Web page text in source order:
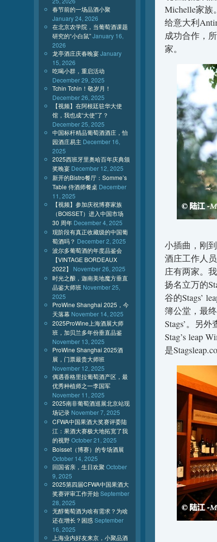
Michelle家族
给意大利
成功合作，
家。
小插曲，刚
酒庄工作人
庄有两家。
扬名立万的
谷的Stags’
簿公堂，最
Stags’。另
Stag’s leap
是
春节前的一场品酒小聚
January 24, 2026
在北京农学院，当葡萄酒课题
研究的“小白鼠”January 16,
2026
龙亭酒庄庆春晚宴January
15, 2026
吃喝小群，重启活动
December 29, 2025
Tchin Tchin！敬岁月！
December 26, 2025
【视频】在阿根廷驻华大使
馆，我也成“大使”了？
December 25, 2025
中国标杆精品葡萄酒酒庄，怡
园酒庄易主 December 16,
2025
2025西班牙里奥哈百年庆典颁
奖晚宴 December 12, 2025
新开的Bistro餐厅：Somme’s
Table 侍酒师餐桌 December
11, 2025
【视频】参加庆祝博赛家族
（BOISSET）进入中国市场
30 周年 December 4, 2025
现阶段有真正收藏级的中国葡
萄酒吗？ December 2, 2025
波尔多葡萄酒的年度品鉴会
【VINTAGE BORDEAUX
2022】
November 26, 2025
时光之酿，迦南美地魔方垂直
品鉴大师班 November 25,
2025
ProWine Shanghai 2025，今
天落幕 November 14, 2025
2025ProWine上海酒展大师
班，加贝兰多年份垂直品鉴
November 13, 2025
ProWine Shanghai 2025酒
展，门票最贵大师班
November 12, 2025
偶遇香格里拉葡萄酒产区，最
优秀种植师之一李国军
November 11, 2025
2025南非葡萄酒巡展北京站现
场记录 November 7, 2025
CFWA中国果酒大奖赛评委陆
江：果酒大赛极大地拓宽了我
的视野October 21, 2025
Boisset（博赛）的专场酒展
October 14, 2025
回国省亲，生日欢聚 October
9, 2025
2025第四届CFWA中国果酒大
奖赛评审工作开始September
28, 2025
无醇葡萄酒为啥有需求？为啥
还在增长？困惑September
16, 2025
上海业内好友来京，小聚品酒